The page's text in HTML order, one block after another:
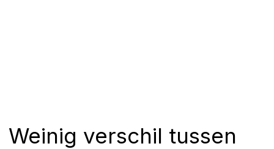
Weinig verschil tussen